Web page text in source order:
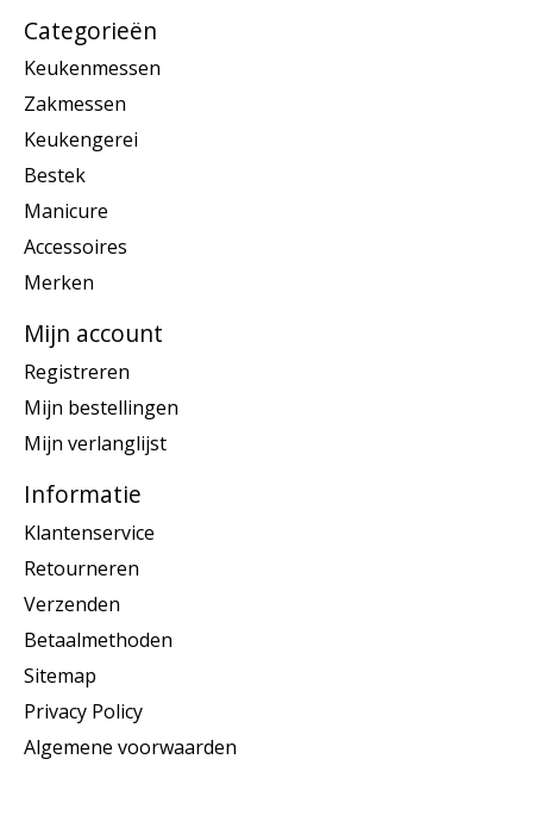
Categorieën
Keukenmessen
Zakmessen
Keukengerei
Bestek
Manicure
Accessoires
Merken
Mijn account
Registreren
Mijn bestellingen
Mijn verlanglijst
Informatie
Klantenservice
Retourneren
Verzenden
Betaalmethoden
Sitemap
Privacy Policy
Algemene voorwaarden